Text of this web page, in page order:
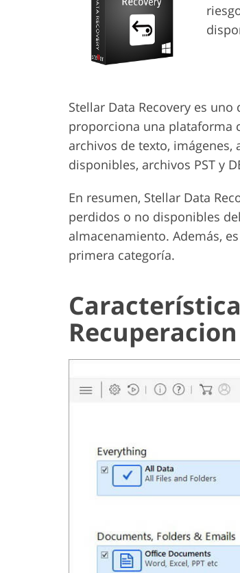
Servicios de Retoque de
Stellar Data Recovery es uno
proporciona una plataforma
archivos de texto,
disponibles, archivos PST y
En resumen, Stellar Data
perdidos o no disponibles
almacenamiento. Además,
primera categoría.